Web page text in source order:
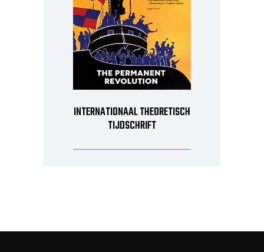
INTERNATIONAAL THEORETISCH
TIJDSCHRIFT